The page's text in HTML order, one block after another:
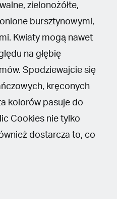
zielonożółte,
bursztynowymi,
Kwiaty mogą nawet
na głębię
Spodziewajcie się
kręconych
kolorów pasuje do
Cookies nie tylko
dostarcza to, co